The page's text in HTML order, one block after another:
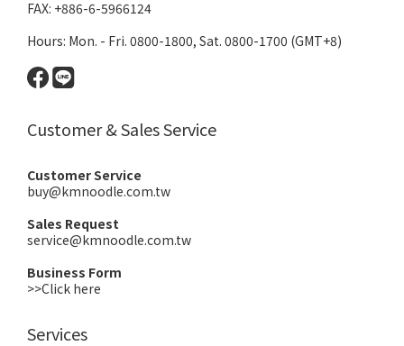
FAX: +886-6-5966124
Hours: Mon. - Fri. 0800-1800, Sat. 0800-1700 (GMT+8)
Customer & Sales Service
Customer Service
buy@kmnoodle.com.tw
Sales Request
service@kmnoodle.com.tw
Business Form
>>Click here
Services